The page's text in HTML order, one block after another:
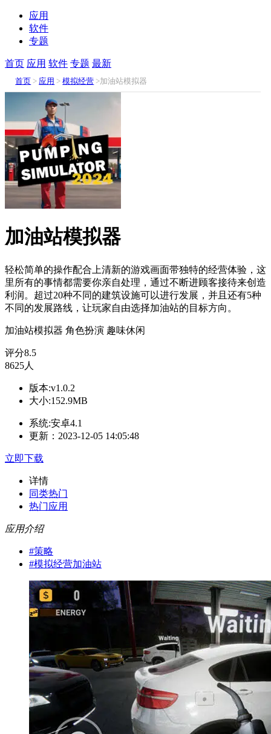
应用
软件
专题
首页 应用 软件 专题 最新
首页 > 应用 >模拟经营 >加油站模拟器
加油站模拟器
轻松简单的操作配合上清新的游戏画面带独特的经营体验，这
里所有的事情都需要你亲自处理，通过不断进顾客接待来创造
利润。超过20种不同的建筑设施可以进行发展，并且还有5种
不同的发展路线，让玩家自由选择加油站的目标方向。
加油站模拟器 角色扮演 趣味休闲
评分8.5
8625人
版本:v1.0.2
大小:152.9MB
系统:安卓4.1
更新：2023-12-05 14:05:48
立即下载
详情
同类热门
热门应用
应用介绍
#策略
#模拟经营加油站